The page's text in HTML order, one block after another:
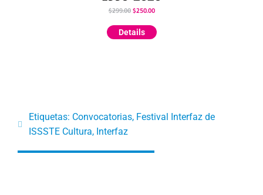
$299.00 $250.00
Details
Etiquetas: Convocatorias, Festival Interfaz de
ISSSTE Cultura, Interfaz